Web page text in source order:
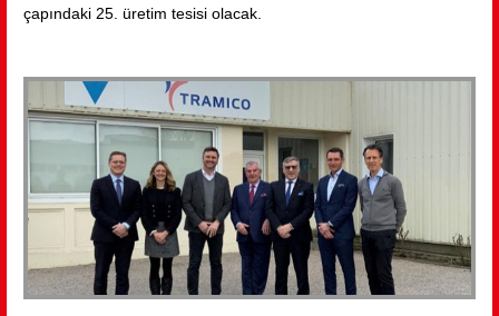
çapındaki 25. üretim tesisi olacak.